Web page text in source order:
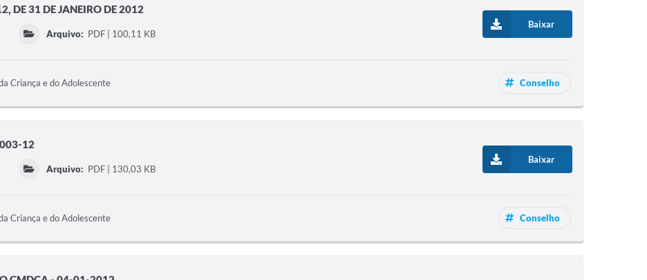
DE 31 DE JANEIRO DE 2012
Arquivo: PDF | 100,11 KB
Baixar
Criança e do Adolescente Conselho
12
Arquivo: PDF | 130,03 KB
Baixar
Criança e do Adolescente Conselho